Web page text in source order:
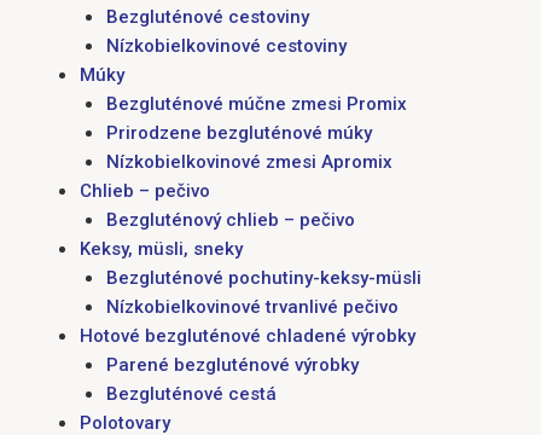
Bezgluténové cestoviny
Nízkobielkovinové cestoviny
Múky
Bezgluténové múčne zmesi Promix
Prirodzene bezgluténové múky
Nízkobielkovinové zmesi Apromix
Chlieb – pečivo
Bezgluténový chlieb – pečivo
Keksy, müsli, sneky
Bezgluténové pochutiny-keksy-müsli
Nízkobielkovinové trvanlivé pečivo
Hotové bezgluténové chladené výrobky
Parené bezgluténové výrobky
Bezgluténové cestá
Polotovary